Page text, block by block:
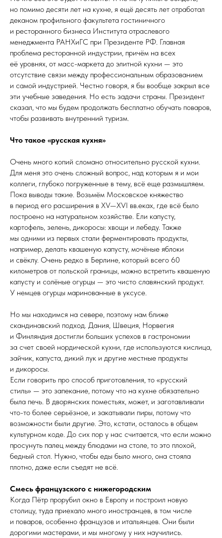
но помимо десяти лет на кухне, я ещё десять лет отработал
деканом профильного факультета гостиничного
и ресторанного бизнеса Института отраслевого
менеджмента РАНХиГС при Президенте РФ. Главная
проблема ресторанной индустрии, причём на всех
её уровнях, от масс-маркета до элитной кухни — это
отсутствие связи между профессиональным образованием
и самой индустрией. Честно говоря, я бы вообще закрыл все
эти учебные заведения. Но есть задачи страны. Президент
сказал, что мы будем продолжать бесплатно обучать поваров,
чтобы развивать внутренний туризм.
Что такое «русская кухня»
Очень много копий сломано относительно русской кухни.
Для меня это очень сложный вопрос, над которым я и мои
коллеги, глубоко погруженные в тему, всё еще размышляем.
Пока выводы такие. Возьмём Московское княжество
в период его расширения в XV—XVI вв.еках, где всё было
построено на натуральном хозяйстве. Ели капусту,
картофель, зелень, дикоросы: хвощи и лебеду. Также
мы одними из первых стали ферментировать продукты,
например, делать квашеную капусту, мочёные яблоки
и свёклу. Очень редко в Берлине, который всего 60
километров от польской границы, можно встретить квашеную
капусту и солёные огурцы — это чисто славянский продукт.
У немцев огурцы маринованные в уксусе.
Но мы находимся на севере, поэтому нам ближе
скандинавский подход. Дания, Швеция, Норвегия
и Финляндия достигли больших успехов в гастрономии
за счет своей нордической кухни, где используются кислица,
зайчик, капуста, дикий лук и другие местные продукты
и дикоросы.
Если говорить про способ приготовления, то «русский
стиль» — это запекание, потому что на кухне обязательно
была печь. В дворянских поместьях, может, и заготавливали
что-то более серьёзное, и закатывали пиры, потому что
возможности были другие. Это, кстати, осталось в общем
культурном коде. До сих пор у нас считается, что если можно
просунуть палец между блюдами на столе, то это плохой,
бедный стол. Нужно, чтобы еды было много, она стояла
плотно, даже если съедят не всё.
Смесь французского с нижегородским
Когда Пётр прорубил окно в Европу и построил новую
столицу, туда приехало много иностранцев, в том числе
и поваров, особенно французов и итальянцев. Они были
дорогими мастерами, и мы многому у них научились.